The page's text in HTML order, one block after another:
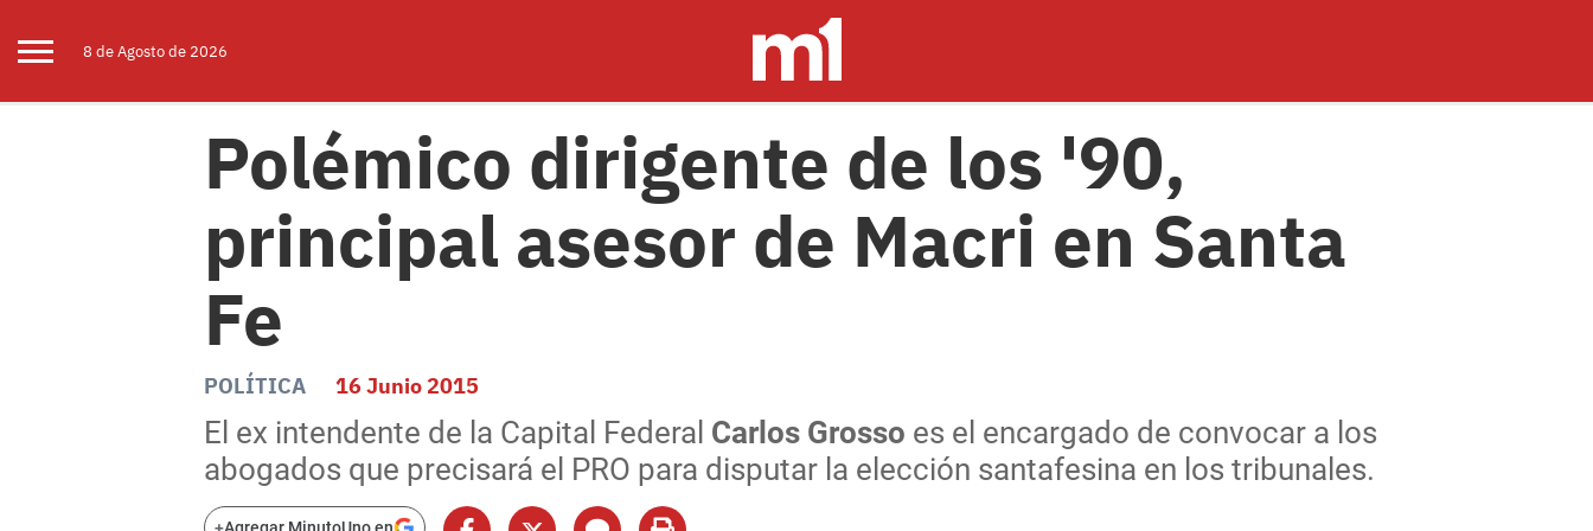
8 deAgostode 2026
Polémico dirigente de los '90,
principal asesor de Macri en Santa
Fe
POLÍTICA 16 Junio 2015
El ex intendente de la Capital Federal Carlos Grosso es el encargado de convocar a los
abogados que precisará el PRO para disputar la elección santafesina en los tribunales.